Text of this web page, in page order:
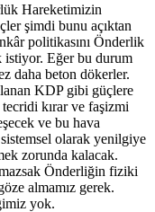
Hareketimizin
şimdi bunu açıktan
politikasını Önderlik
Eğer bu durum
daha beton dökerler.
KDP gibi güçlere
kırar ve faşizmi
ve bu hava
olarak yenilgiye
zorunda kalacak.
Önderliğin fiziki
almamız gerek.
yok.